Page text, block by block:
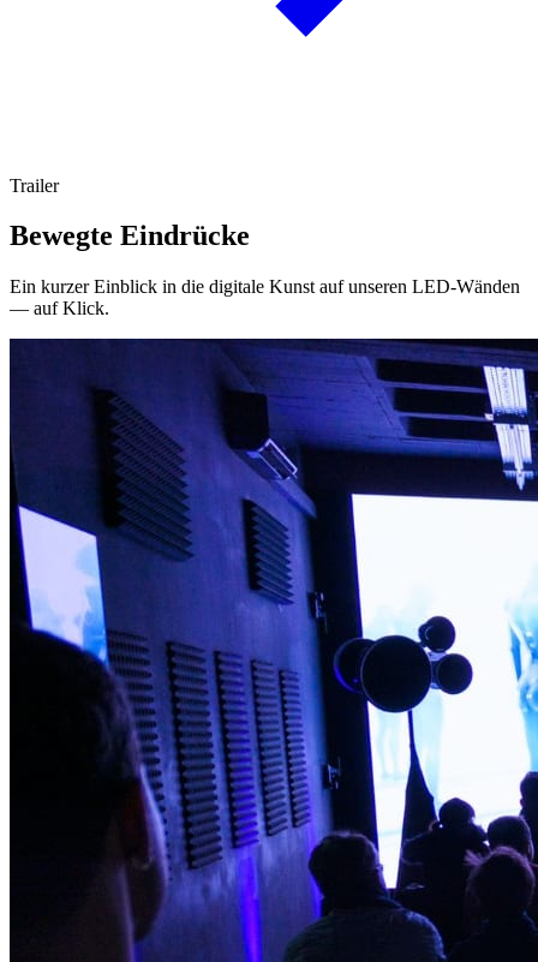
Trailer
Bewegte Eindrücke
Ein kurzer Einblick in die digitale Kunst auf unseren LED-Wänden
— auf Klick.